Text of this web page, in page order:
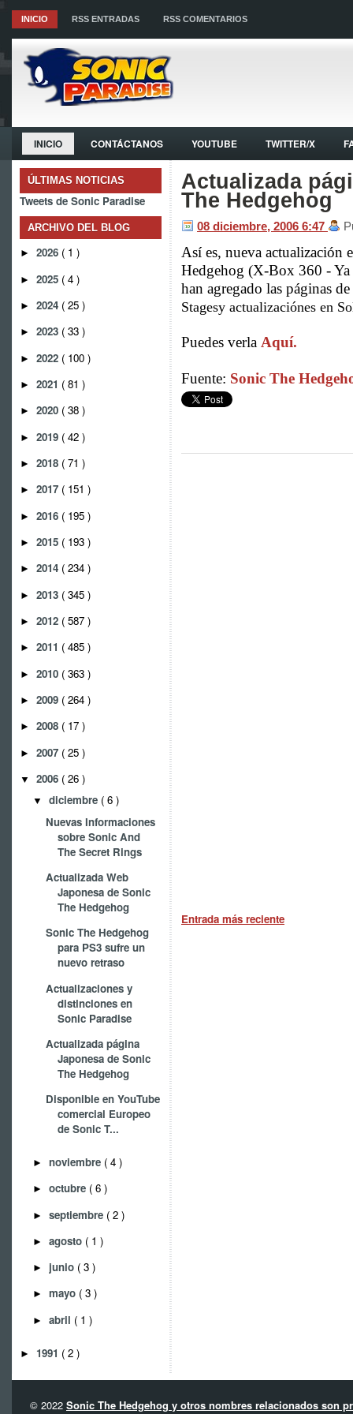
INICIO RSS ENTRADAS RSS COMENTARIOS
INICIO CONTÁCTANOS YOUTUBE TWITTER/X
ÚLTIMAS NOTICIAS
Tweets de Sonic Paradise
ARCHIVO DEL BLOG
► 2026 ( 1 )
► 2025 ( 4 )
► 2024 ( 25 )
► 2023 ( 33 )
► 2022 ( 100 )
► 2021 ( 81 )
► 2020 ( 38 )
► 2019 ( 42 )
► 2018 ( 71 )
► 2017 ( 151 )
► 2016 ( 195 )
► 2015 ( 193 )
► 2014 ( 234 )
► 2013 ( 345 )
► 2012 ( 587 )
► 2011 ( 485 )
► 2010 ( 363 )
► 2009 ( 264 )
► 2008 ( 17 )
► 2007 ( 25 )
▼ 2006 ( 26 )
▼ diciembre ( 6 )
Nuevas Informaciones
sobre Sonic And
The Secret Rings
Actualizada Web
Japonesa de Sonic
The Hedgehog
Sonic The Hedgehog
para PS3 sufre un
nuevo retraso
Actualizaciones y
distinciones en
Sonic Paradise
Actualizada página
Japonesa de Sonic
The Hedgehog
Disponible en YouTube
comercial Europeo
de Sonic T...
► noviembre ( 4 )
► octubre ( 6 )
► septiembre ( 2 )
► agosto ( 1 )
► junio ( 3 )
► mayo ( 3 )
► abril ( 1 )
► 1991 ( 2 )
Actualizada
The Hedgehog
08 diciembre, 2006 6:47
Así es, nueva actualización
Hedgehog (X-Box 360 -
han agregado las páginas de
Stagesy actualizaciónes en
Puedes verla Aquí.
Fuente: Sonic The
Entrada más reciente
© 2022 Sonic The Hedgehog y otros nombres relacionados son